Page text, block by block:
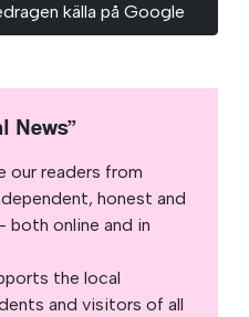
källa på Google
News”
our readers from
honest and
both online and in
the local
and visitors of all